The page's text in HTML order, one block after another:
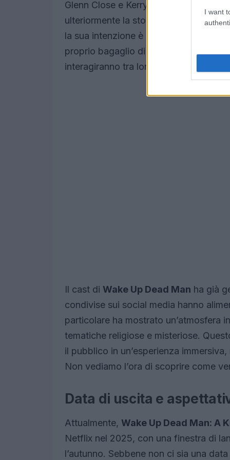
I want
Glenn Close e Kerry Washington.
ulteriormente la storia e di offrire
la sua intenzione è quella di dare vita
proprio bagaglio di segreti. Ti sei mai
interagiranno tra loro?
Il cast di Wake Up Dead Man ha già
condivise sui social media hanno
particolare ha mostrato un’atmosfera
tematiche religiose e misteriose.
il pubblico in un’esperienza
Non vediamo l’ora di scoprire come
Data di uscita e
Attualmente, Wake Up Dead Man: A
Netflix nel 2025, con una finestra di
l’autunno. Sebbene non ci sia una